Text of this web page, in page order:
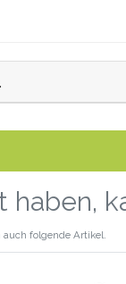
haben,
folgende Artikel.